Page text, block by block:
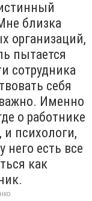
близка
организаций,
пытается
сотрудника
себя
Именно
о работнике
и психологи,
него есть все
как